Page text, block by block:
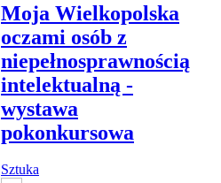
Moja Wielkopolska
oczami osób z
niepełnosprawnością
intelektualną -
wystawa
pokonkursowa
Sztuka